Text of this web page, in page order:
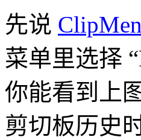
先说
菜单里选择
你能看到上
剪切板历史